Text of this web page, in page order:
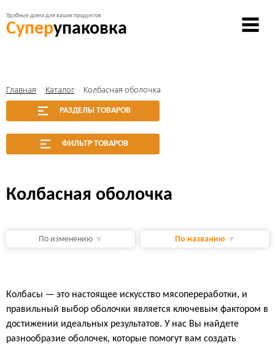
Удобные дома для ваших продуктов
Суперупаковка
Главная Каталог Колбасная оболочка
РАЗДЕЛЫ ТОВАРОВ
ФИЛЬТР ТОВАРОВ
Колбасная оболочка
По изменению По названию
Колбасы — это настоящее искусство мясопереработки, и
правильный выбор оболочки является ключевым фактором в
достижении идеальных результатов. У нас Вы найдете
разнообразие оболочек, которые помогут вам создать